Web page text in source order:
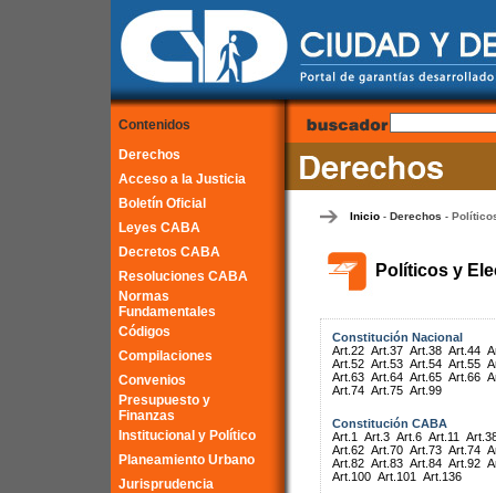
Contenidos
Derechos
Acceso a la Justicia
Boletín Oficial
Leyes CABA
Decretos CABA
Resoluciones CABA
Normas
Fundamentales
Códigos
Compilaciones
Convenios
Presupuesto y
Finanzas
Institucional y Político
Planeamiento Urbano
Jurisprudencia
Inicio- Derechos -
Políticos y
Constitución Nacional
Art.22 Art.37 Art.38 Art.44
Art.52 Art.53 Art.54 Art.55
Art.63 Art.64 Art.65 Art.66
Art.74 Art.75 Art.99
Constitución CABA
Art.1
Art.3 Art.6 Art.11
Art.62 Art.70 Art.73 Art.74
Art.82 Art.83 Art.84 Art.92
Art.100 Art.101 Art.136